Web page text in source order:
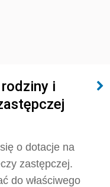
i
o dotacje na
zastępczej.
do właściwego